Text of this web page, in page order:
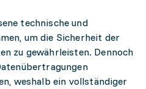
technische und
um die Sicherheit der
zu gewährleisten. Dennoch
weshalb ein vollständiger